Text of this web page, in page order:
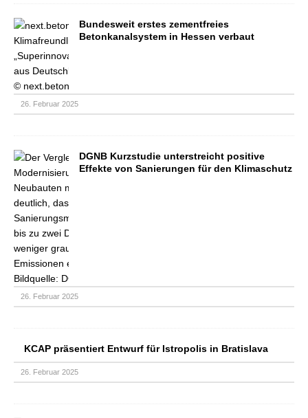
Bundesweit erstes zementfreies
Betonkanalsystem in Hessen verbaut
26. Februar 2025
DGNB Kurzstudie unterstreicht positive
Effekte von Sanierungen für den Klimaschutz
26. Februar 2025
KCAP präsentiert Entwurf für Istropolis in Bratislava
26. Februar 2025